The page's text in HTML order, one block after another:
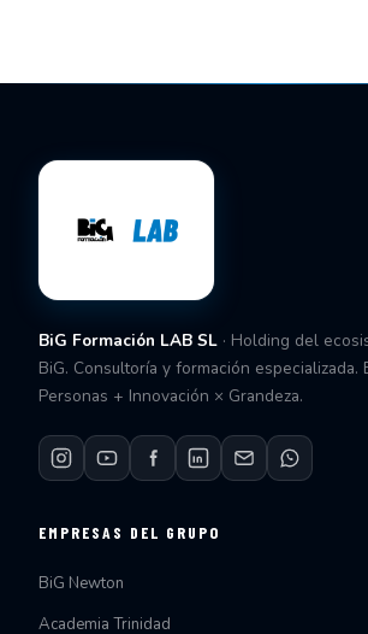
BiG Formación LAB SL · Holding del
BiG. Consultoría y formación especializada.
Personas + Innovación × Grandeza.
EMPRESAS DEL GRUPO
BiG Newton
Academia Trinidad